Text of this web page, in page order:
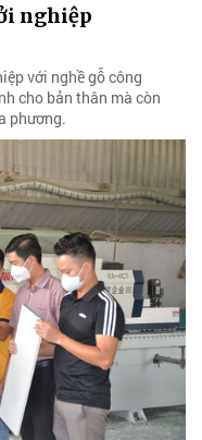
nghiệp
với nghề gỗ công
cho bản thân mà còn
phương.